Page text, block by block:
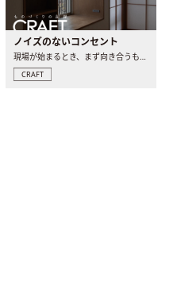
ノイズのないコンセント
現場が始まるとき、まず向き合うものの一つがコンセントです..
CRAFT